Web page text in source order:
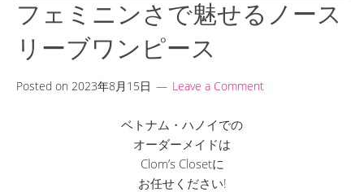
フェミニンさで魅せるノース
リーブワンピース
Posted on 2023年8月15日 Leave a Comment
ベトナム・ハノイでの
オーダーメイドは
Clom’s Closetに
お任せください!